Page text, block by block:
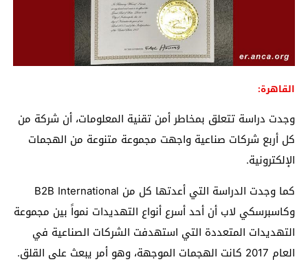
القاهرة:
وجدت دراسة تتعلق بمخاطر أمن تقنية المعلومات، أن شركة من
كل أربع شركات صناعية واجهت مجموعة متنوعة من الهجمات
الإلكترونية.
كما وجدت الدراسة التي أعدتها كل من B2B International
وكاسبرسكي لاب أن أحد أسرع أنواع التهديدات نمواً بين مجموعة
التهديدات المتعددة التي استهدفت الشركات الصناعية في
العام 2017 كانت الهجمات الموجهة، وهو أمر يبعث على القلق.